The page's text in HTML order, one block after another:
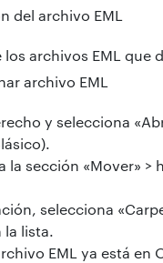
los archivos EML que
y selecciona
la sección «Mover» >
selecciona
la lista.
EML ya está en